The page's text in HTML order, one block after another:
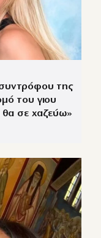
της
του γιου
θα σε χαζεύω»